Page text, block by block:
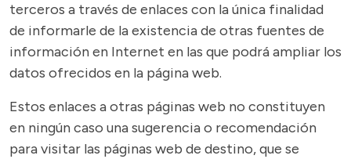
terceros a través de enlaces con la única finalidad
de informarle de la existencia de otras fuentes de
información en Internet en las que podrá ampliar los
datos ofrecidos en la página web.
Estos enlaces a otras páginas web no constituyen
en ningún caso una sugerencia o recomendación
para visitar las páginas web de destino, que se